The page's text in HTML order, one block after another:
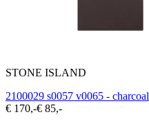
STONE ISLAND
2100029 s0057 v0065 - charcoal
€ 170,-€ 85,-